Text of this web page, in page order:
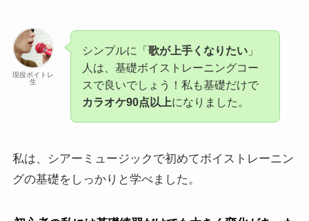
現役ボイトレ
生
シンプルに「歌が上手くなりたい 」
人は、基礎ボイストレーニングコー
スで良いでしょう！私も基礎だけで
カラオケ90点以上になりました。
私は、シアーミュージックで初めてボイストレーニン
グの基礎をしっかりと学べました。